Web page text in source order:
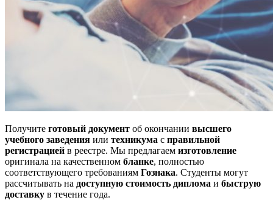
Получите готовый документ об окончании высшего
учебного заведения или техникума с правильной
регистрацией в реестре. Мы предлагаем изготовление
оригинала на качественном бланке, полностью
соответствующего требованиям Гознака. Студенты могут
рассчитывать на доступную стоимость диплома и быструю
доставку в течение года.